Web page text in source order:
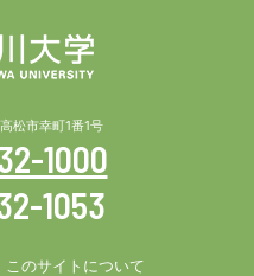
松市幸町1番1号
1000
1053
このサイトについて